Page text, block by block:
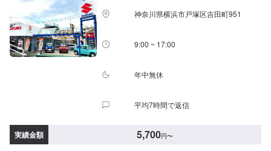
神奈川県横浜市戸塚区吉田町951
9:00 ~ 17:00
年中無休
平均7時間で返信
実績金額 5,700円〜